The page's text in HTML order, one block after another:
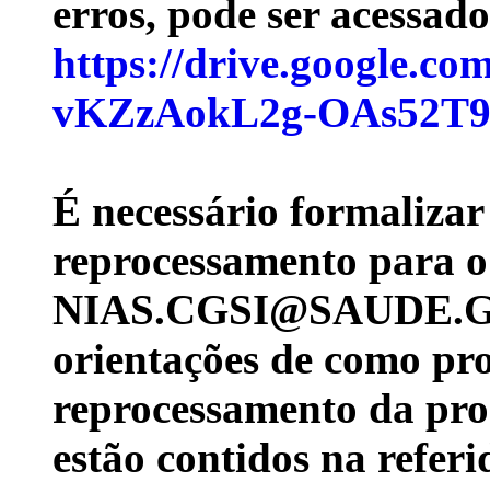
erros, pode ser
https://
vKZzAokL2g-
É necessário
reprocessamento para
orientações de como
reprocessamento da
estão contidos na